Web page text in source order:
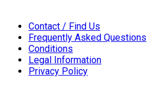
Contact / Find Us
Frequently Asked Questions
Conditions
Legal Information
Privacy Policy